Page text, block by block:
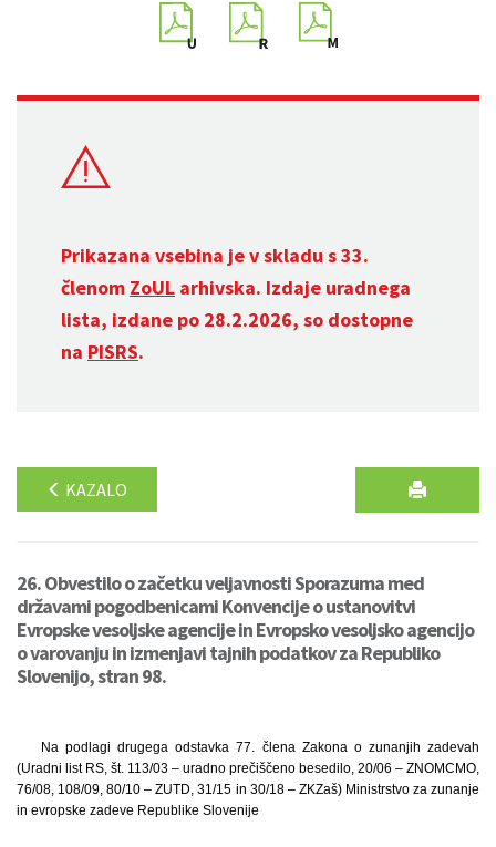
Prikazana vsebina je v skladu s 33.
členom ZoUL arhivska. Izdaje uradnega
lista, izdane po 28.2.2026, so dostopne
na PISRS.
KAZALO
26. Obvestilo o začetku veljavnosti Sporazuma med
državami pogodbenicami Konvencije o ustanovitvi
Evropske vesoljske agencije in Evropsko vesoljsko agencijo
o varovanju in izmenjavi tajnih podatkov za Republiko
Slovenijo, stran 98.
Na podlagi drugega odstavka 77. člena Zakona o zunanjih zadevah
(Uradni list RS, št. 113/03 – uradno prečiščeno besedilo, 20/06 – ZNOMCMO,
76/08, 108/09, 80/10 – ZUTD, 31/15 in 30/18 – ZKZaš) Ministrstvo za zunanje
in evropske zadeve Republike Slovenije